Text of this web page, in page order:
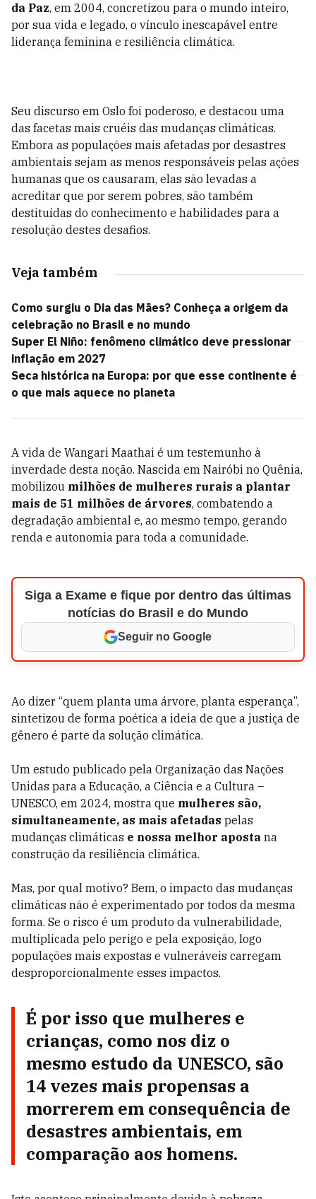
da Paz, em 2004, concretizou para o mundo inteiro,
por sua vida e legado, o vínculo inescapável entre
liderança feminina e resiliência climática.
Seu discurso em Oslo foi poderoso, e destacou uma
das facetas mais cruéis das mudanças climáticas.
Embora as populações mais afetadas por desastres
ambientais sejam as menos responsáveis pelas ações
humanas que os causaram, elas são levadas a
acreditar que por serem pobres, são também
destituídas do conhecimento e habilidades para a
resolução destes desafios.
Veja também
Como surgiu o Dia das Mães? Conheça a origem da
celebração no Brasil e no mundo
Super El Niño: fenômeno climático deve pressionar
inflação em 2027
Seca histórica na Europa: por que esse continente é
o que mais aquece no planeta
A vida de Wangari Maathai é um testemunho à
inverdade desta noção. Nascida em Nairóbi no Quênia,
mobilizou milhões de mulheres rurais a plantar
mais de 51 milhões de árvores, combatendo a
degradação ambiental e, ao mesmo tempo, gerando
renda e autonomia para toda a comunidade.
Siga a Exame e fique por dentro das últimas
notícias do Brasil e do Mundo
Seguir no Google
Ao dizer “quem planta uma árvore, planta esperança”,
sintetizou de forma poética a ideia de que a justiça de
gênero é parte da solução climática.
Um estudo publicado pela Organização das Nações
Unidas para a Educação, a Ciência e a Cultura –
UNESCO, em 2024, mostra que mulheres são,
simultaneamente, as mais afetadas pelas
mudanças climáticas e nossa melhor aposta na
construção da resiliência climática.
Mas, por qual motivo? Bem, o impacto das mudanças
climáticas não é experimentado por todos da mesma
forma. Se o risco é um produto da vulnerabilidade,
multiplicada pelo perigo e pela exposição, logo
populações mais expostas e vulneráveis carregam
desproporcionalmente esses impactos.
É por isso que mulheres e
crianças, como nos diz o
mesmo estudo da UNESCO, são
14 vezes mais propensas a
morrerem em consequência de
desastres ambientais, em
comparação aos homens.